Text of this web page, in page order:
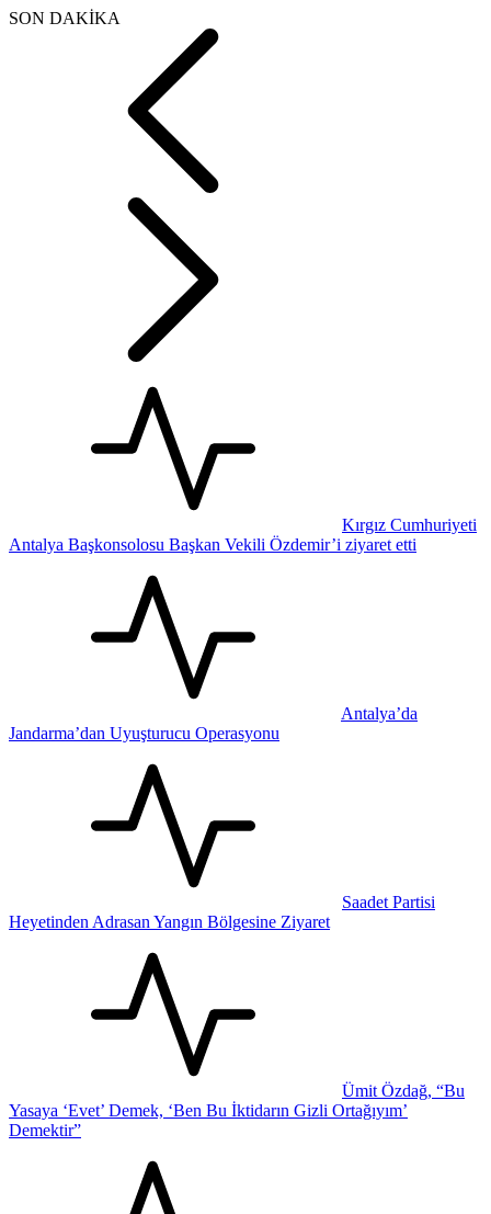
SON DAKİKA
Kırgız Cumhuriyeti
Antalya Başkonsolosu Başkan Vekili Özdemir’i ziyaret etti
Antalya’da
Jandarma’dan Uyuşturucu Operasyonu
Saadet Partisi
Heyetinden Adrasan Yangın Bölgesine Ziyaret
Ümit Özdağ, “Bu
Yasaya ‘Evet’ Demek, ‘Ben Bu İktidarın Gizli Ortağıyım’
Demektir”